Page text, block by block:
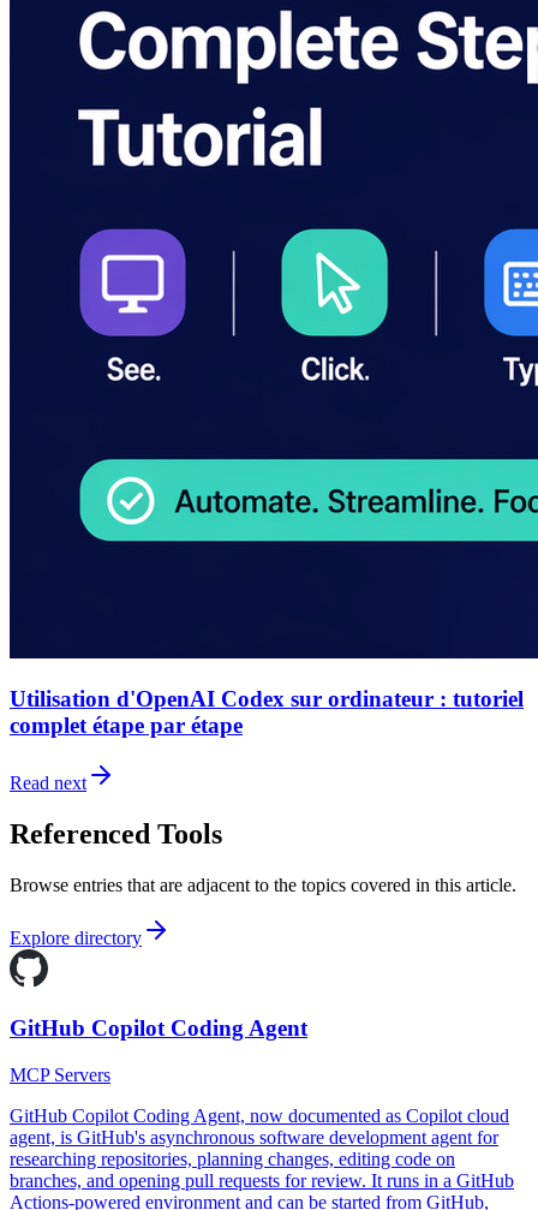
Utilisation d'OpenAI Codex sur ordinateur : tutoriel
complet étape par étape
Read next
Referenced Tools
Browse entries that are adjacent to the topics covered in this article.
Explore directory
GitHub Copilot Coding Agent
MCP Servers
GitHub Copilot Coding Agent, now documented as Copilot cloud
agent, is GitHub's asynchronous software development agent for
researching repositories, planning changes, editing code on
branches, and opening pull requests for review. It runs in a GitHub
Actions-powered environment and can be started from GitHub,